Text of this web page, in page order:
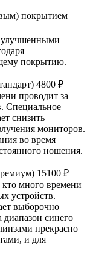
покрытием
покрытию.
4800 ₽
проводит за
Специальное
снизить
мониторов.
во время
ношения.
15100 ₽
много времени
устройств.
выборочно
диапазон синего
прекрасно
и для